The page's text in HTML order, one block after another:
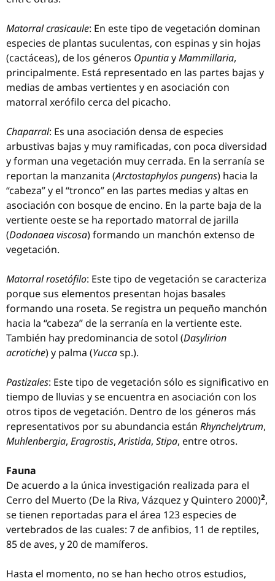
Matorral crasicaule: En este tipo de vegetación dominan
especies de plantas suculentas, con espinas y sin hojas
(cactáceas), de los géneros OpuntiayMammillaria,
principalmente. Está representado en las partes bajas y
medias de ambas vertientes y en asociación con
matorral xerófilo cerca del picacho.
Chaparral: Es una asociación densa de especies
arbustivas bajas y muy ramificadas, con poca diversidad
y forman una vegetación muy cerrada. En la serranía se
reportan la manzanita (Arctostaphylos pungens) hacia la
“cabeza” y el “tronco” en las partes medias y altas en
asociación con bosque de encino. En la parte baja de la
vertiente oeste se ha reportado matorral de jarilla
(Dodonaea viscosa) formando un manchón extenso de
vegetación.
Matorral rosetófilo: Este tipo de vegetación se caracteriza
porque sus elementos presentan hojas basales
formando una roseta. Se registra un pequeño manchón
hacia la “cabeza” de la serranía en la vertiente este.
También hay predominancia de sotol (Dasylirion
acrotiche) y palma (Yuccasp.).
Pastizales: Este tipo de vegetación sólo es significativo en
tiempo de lluvias y se encuentra en asociación con los
otros tipos de vegetación. Dentro de los géneros más
representativos por su abundancia están Rhynchelytrum,
Muhlenbergia, Eragrostis,Aristida, Stipa, entre otros.
Fauna
De acuerdo a la única investigación realizada para el
Cerro del Muerto (De la Riva, Vázquez y Quintero 2000)2,
se tienen reportadas para el área 123 especies de
vertebrados de las cuales: 7 de anfibios, 11 de reptiles,
85 de aves, y 20 de mamíferos.
Hasta el momento, no se han hecho otros estudios,